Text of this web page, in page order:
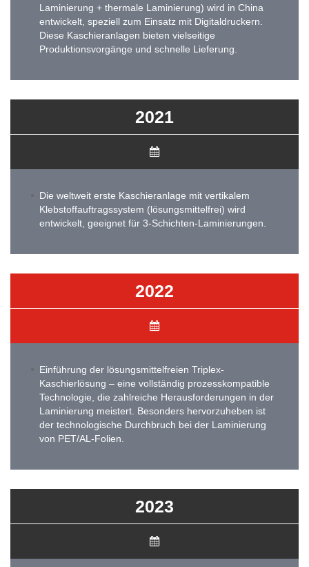
Laminierung + thermale Laminierung) wird in China
entwickelt, speziell zum Einsatz mit Digitaldruckern.
Diese Kaschieranlagen bieten vielseitige
Produktionsvorgänge und schnelle Lieferung.
2021
Die weltweit erste Kaschieranlage mit vertikalem
Klebstoffauftragssystem (lösungsmittelfrei) wird
entwickelt, geeignet für 3-Schichten-Laminierungen.
2022
Einführung der lösungsmittelfreien Triplex-
Kaschierlösung – eine vollständig prozesskompatible
Technologie, die zahlreiche Herausforderungen in der
Laminierung meistert. Besonders hervorzuheben ist
der technologische Durchbruch bei der Laminierung
von PET/AL-Folien.
2023